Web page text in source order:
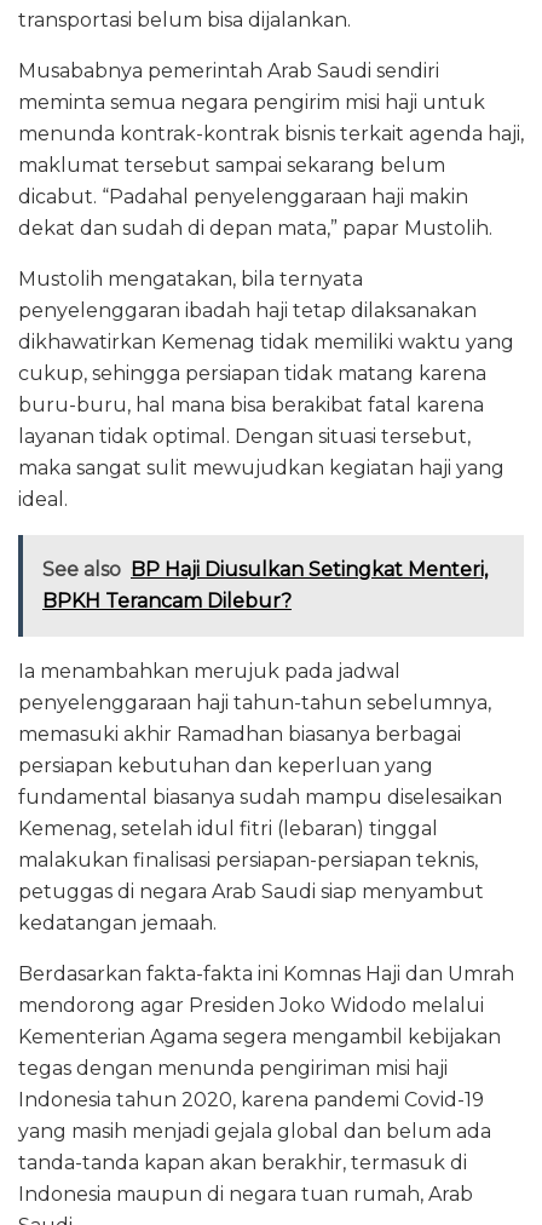
transportasi belum bisa dijalankan.
Musababnya pemerintah Arab Saudi sendiri
meminta semua negara pengirim misi haji untuk
menunda kontrak-kontrak bisnis terkait agenda haji,
maklumat tersebut sampai sekarang belum
dicabut. “Padahal penyelenggaraan haji makin
dekat dan sudah di depan mata,” papar Mustolih.
Mustolih mengatakan, bila ternyata
penyelenggaran ibadah haji tetap dilaksanakan
dikhawatirkan Kemenag tidak memiliki waktu yang
cukup, sehingga persiapan tidak matang karena
buru-buru, hal mana bisa berakibat fatal karena
layanan tidak optimal. Dengan situasi tersebut,
maka sangat sulit mewujudkan kegiatan haji yang
ideal.
See also BP Haji Diusulkan Setingkat Menteri,
BPKH Terancam Dilebur?
Ia menambahkan merujuk pada jadwal
penyelenggaraan haji tahun-tahun sebelumnya,
memasuki akhir Ramadhan biasanya berbagai
persiapan kebutuhan dan keperluan yang
fundamental biasanya sudah mampu diselesaikan
Kemenag, setelah idul fitri (lebaran) tinggal
malakukan finalisasi persiapan-persiapan teknis,
petuggas di negara Arab Saudi siap menyambut
kedatangan jemaah.
Berdasarkan fakta-fakta ini Komnas Haji dan Umrah
mendorong agar Presiden Joko Widodo melalui
Kementerian Agama segera mengambil kebijakan
tegas dengan menunda pengiriman misi haji
Indonesia tahun 2020, karena pandemi Covid-19
yang masih menjadi gejala global dan belum ada
tanda-tanda kapan akan berakhir, termasuk di
Indonesia maupun di negara tuan rumah, Arab